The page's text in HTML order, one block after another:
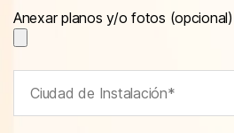
Anexar planos y/o fotos (opcional)